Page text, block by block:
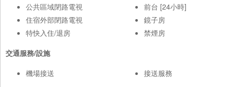
公共區域閉路電視
住宿外部閉路電視
特快入住/退房
前台 [24小時]
鏡子房
禁煙房
交通服務/設施
機場接送
接送服務